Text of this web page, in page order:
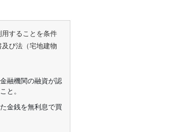
することを条件
び法（宅地建物
融機関の融資が認
と。
金銭を無利息で買